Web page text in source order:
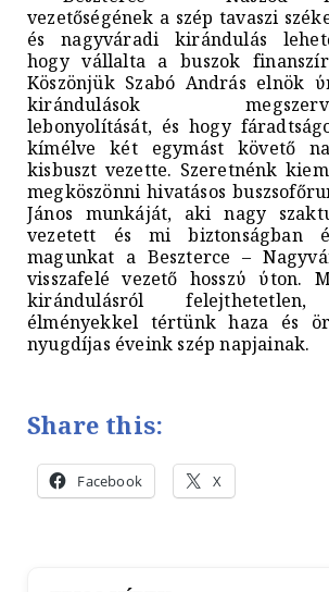
vezetőségének a szép tavaszi
és nagyváradi kirándulás
hogy vállalta a buszok
Köszönjük Szabó András elnök
kirándulások
lebonyolítását, és hogy
kímélve két egymást követő
kisbuszt vezette. Szeretnénk
megköszönni hivatásos
János munkáját, aki nagy
vezetett és mi biztonságban
magunkat a Beszterce –
visszafelé vezető hosszύ ύton.
kirándulásról
élményekkel tértünk haza és
nyugdíjas éveink szép napjainak.
Share this:
Facebook X